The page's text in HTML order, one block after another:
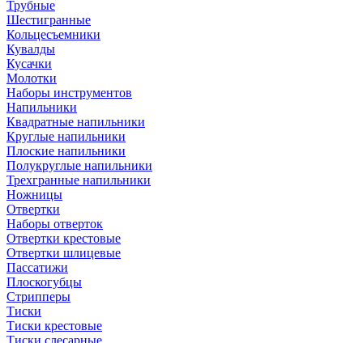
Трубные
Шестигранные
Кольцесъемники
Кувалды
Кусачки
Молотки
Наборы инструментов
Напильники
Квадратные напильники
Круглые напильники
Плоские напильники
Полукруглые напильники
Трехгранные напильники
Ножницы
Отвертки
Наборы отверток
Отвертки крестовые
Отвертки шлицевые
Пассатижи
Плоскогубцы
Стрипперы
Тиски
Тиски крестовые
Тиски слесарные